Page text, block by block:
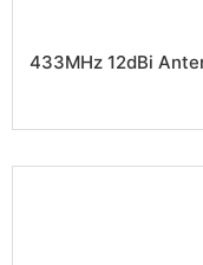
433MHz 12dBi